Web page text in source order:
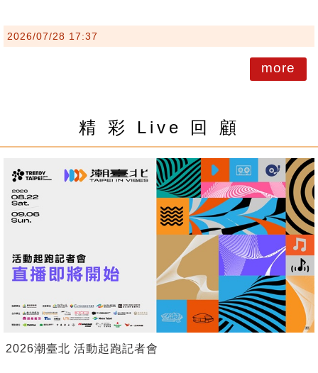
2026/07/28 17:37
more
精 彩 Live 回 顧
2026潮臺北 活動起跑記者會